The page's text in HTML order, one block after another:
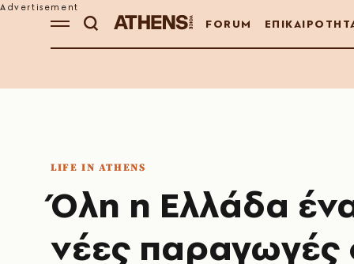
FORUM
LIFE IN ATHENS
Όλη η Ελλάδα
νέες παραγωγές